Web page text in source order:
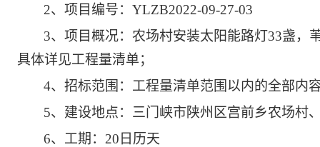
2、 项目编号： YLZB2022-09-27-03
3、项目概况： 农场村安装太阳能路灯33盏，
具体详见工程量清单；
4、招标范围：工程量清单范围以内的全部内
5、建设地点： 三门峡市陕州区宫前乡农场村
6、工期：20日历天